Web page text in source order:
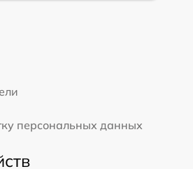
персональных данных